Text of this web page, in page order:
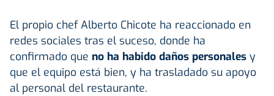
El propio chef Alberto Chicote ha reaccionado en
redes sociales tras el suceso, donde ha
confirmado que no ha habido daños personales y
que el equipo está bien, y ha trasladado su apoyo
al personal del restaurante.